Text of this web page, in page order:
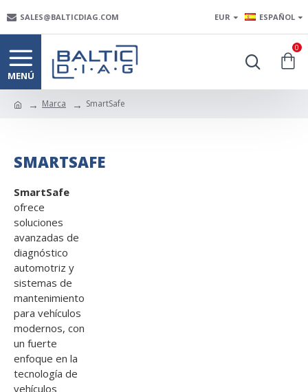
SALES@BALTICDIAG.COM EUR ESPAÑOL
0
Marca SmartSafe
SMARTSAFE
SmartSafe
ofrece
soluciones
avanzadas de
diagnóstico
automotriz y
sistemas de
mantenimiento
para vehículos
modernos, con
un fuerte
enfoque en la
tecnología de
vehículos